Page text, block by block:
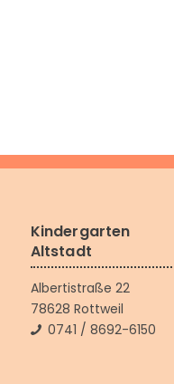
Kindergarten
Altstadt
Albertistraße 22
78628 Rottweil
0741 / 8692-6150